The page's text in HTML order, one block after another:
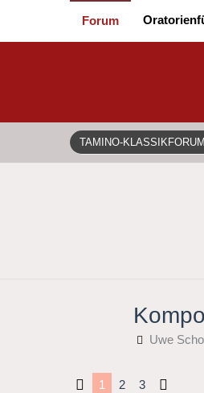
Forum
TAMINO-KLASSIKFORUM
Uwe
1 2 3